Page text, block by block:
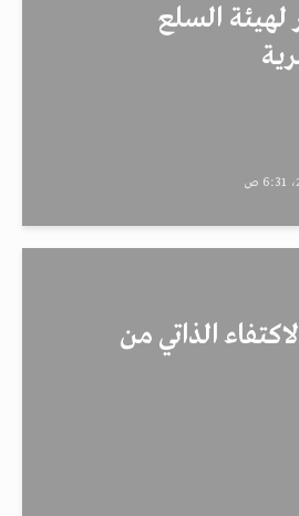
لهيئة السلع
الذاتي من